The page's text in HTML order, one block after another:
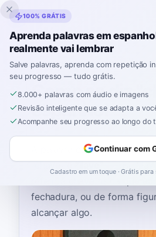
Inklingo
Início›Espanhol›Portuguese →
Como se diz
espanhol
A palavra espanhola mais
“chave”é “llave”—use
fechadura, ou de forma
alcançar algo.
100% GRÁTIS
Aprenda palavras em
realmente vai lembrar
Salve palavras, aprenda com repetição
seu progresso — tudo grátis.
8.000+ palavras com áudio e imagens
Revisão inteligente que se adapta a
Acompanhe seu progresso ao longo do
Continuar com
Cadastro em um toque · Grátis para